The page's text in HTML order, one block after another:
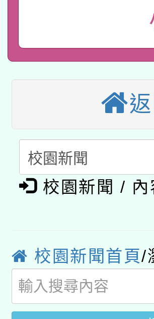
用水績優單
桃園市孔廟
2026年桃園
本校115學年
招甄選結果公
適應運動共學
本館辦理115
暨閱讀推動專
科技賦能─人
礎課程
A3數位素養
「數位內容與
pilot」
有關大陸委
用水績優單位
動」
桃園市孔廟
開 智慧啟航」
2026年桃園
校園新聞 / 內
校園新聞首頁/